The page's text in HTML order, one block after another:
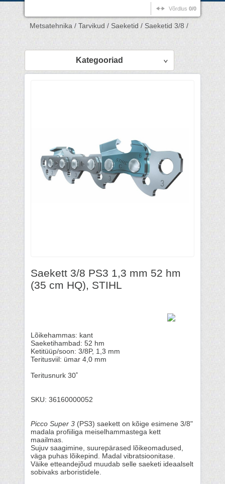
Võrdlus 0/0
Metsatehnika / Tarvikud / Saeketid / Saeketid 3/8 /
Kategooriad
Saekett 3/8 PS3 1,3 mm 52 hm
(35 cm HQ), STIHL
Lõikehammas: kant
Saeketihambad: 52 hm
Ketitüüp/soon: 3/8P, 1,3 mm
Teritusviil: ümar 4,0 mm
Teritusnurk 30˚
SKU: 36160000052
Picco Super 3 (PS3) saekett on kõige esimene 3/8"
madala profiiliga meiselhammastega kett
maailmas.
Sujuv saagimine, suurepärased lõikeomadused,
väga puhas lõikepind. Madal vibratsioonitase.
Väike etteandejõud muudab selle saeketi ideaalselt
sobivaks arboristidele.